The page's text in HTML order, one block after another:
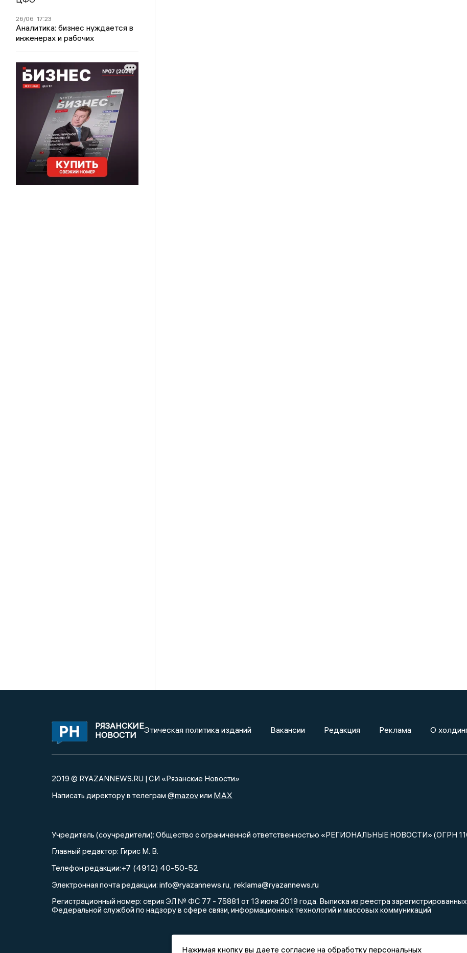
26/06 17:23
Аналитика: бизнес нуждается в
инженерах и рабочих
РЯЗАНСКИЕ
НОВОСТИ
Этическая политика изданий Вакансии Редакция Реклама О
2019 © RYAZANNEWS.RU | СИ «Рязанские Новости»
Написать директору в телеграм @mazovили MAX
Учредитель (соучредители): Общество с ограниченной ответственностью «РЕГИОНАЛЬНЫЕ НОВОСТИ» (ОГРН
Главный редактор: Гирис М. В.
Телефон редакции:+7 (4912) 40-50-52
Электронная почта редакции: info@ryazannews.ru reklama@ryazannews.ru
Регистрационный номер: серия ЭЛ № ФС 77 - 75881 от 13 июня 2019 года. Выписка из реестра
Федеральной службой по надзору в сфере связи, информационных технологий и массовых коммуникаций
Нажимая кнопку вы даете согласие на обработку персональных